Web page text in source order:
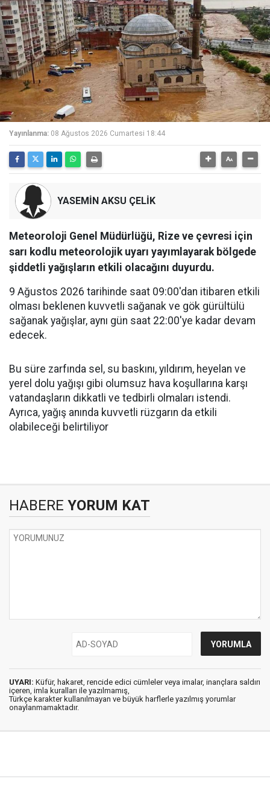
Yayınlanma: 08 Ağustos 2026 Cumartesi 18:44
YASEMİN AKSU ÇELİK
Meteoroloji Genel Müdürlüğü, Rize ve çevresi için
sarı kodlu meteorolojik uyarı yayımlayarak bölgede
şiddetli yağışların etkili olacağını duyurdu.
9 Ağustos 2026 tarihinde saat 09:00'dan itibaren etkili
olması beklenen kuvvetli sağanak ve gök gürültülü
sağanak yağışlar, aynı gün saat 22:00'ye kadar devam
edecek.
Bu süre zarfında sel, su baskını, yıldırım, heyelan ve
yerel dolu yağışı gibi olumsuz hava koşullarına karşı
vatandaşların dikkatli ve tedbirli olmaları istendi.
Ayrıca, yağış anında kuvvetli rüzgarın da etkili
olabileceği belirtiliyor
HABERE YORUM KAT
UYARI: Küfür, hakaret, rencide edici cümleler veya imalar, inançlara saldırı
içeren, imla kuralları ile yazılmamış,
Türkçe karakter kullanılmayan ve büyük harflerle yazılmış yorumlar
onaylanmamaktadır.